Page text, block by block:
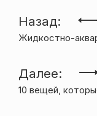
по
Назад:
Жидкостно-
Далее:
10 вещей,